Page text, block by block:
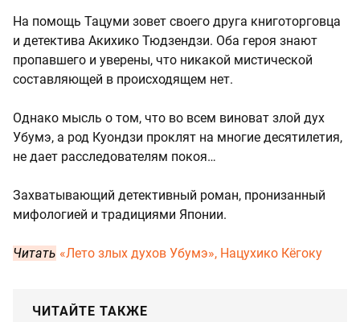
На помощь Тацуми зовет своего друга книготорговца
и детектива Акихико Тюдзендзи. Оба героя знают
пропавшего и уверены, что никакой мистической
составляющей в происходящем нет.
Однако мысль о том, что во всем виноват злой дух
Убумэ, а род Куондзи проклят на многие десятилетия,
не дает расследователям покоя…
Захватывающий детективный роман, пронизанный
мифологией и традициями Японии.
Читать «Лето злых духов Убумэ», Нацухико Кёгоку
ЧИТАЙТЕ ТАКЖЕ